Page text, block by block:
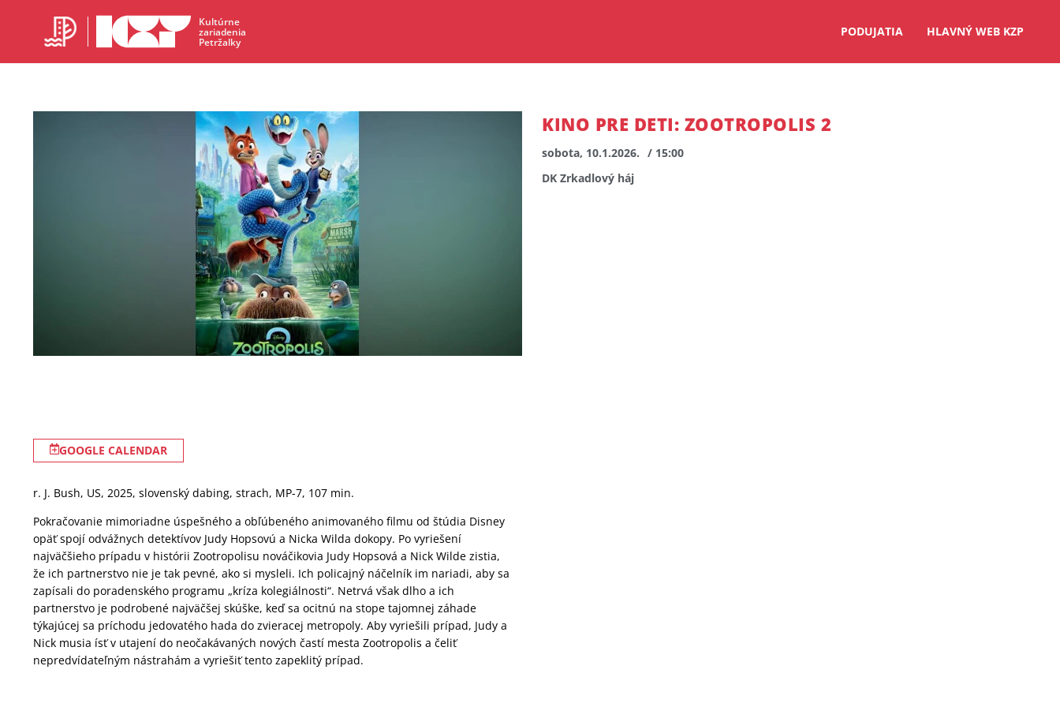
Kultúrne
zariadenia
Petržalky
PODUJATIA HLAVNÝ WEB KZP
KINO PRE DETI: ZOOTROPOLIS 2
sobota, 10.1.2026. / 15:00
DK Zrkadlový háj
GOOGLE CALENDAR
r. J. Bush, US, 2025, slovenský dabing, strach, MP-7, 107 min.
Pokračovanie mimoriadne úspešného a obľúbeného animovaného filmu od štúdia Disney
opäť spojí odvážnych detektívov Judy Hopsovú a Nicka Wilda dokopy. Po vyriešení
najväčšieho prípadu v histórii Zootropolisu nováčikovia Judy Hopsová a Nick Wilde zistia,
že ich partnerstvo nie je tak pevné, ako si mysleli. Ich policajný náčelník im nariadi, aby sa
zapísali do poradenského programu „kríza kolegiálnosti“. Netrvá však dlho a ich
partnerstvo je podrobené najväčšej skúške, keď sa ocitnú na stope tajomnej záhade
týkajúcej sa príchodu jedovatého hada do zvieracej metropoly. Aby vyriešili prípad, Judy a
Nick musia ísť v utajení do neočakávaných nových častí mesta Zootropolis a čeliť
nepredvídateľným nástrahám a vyriešiť tento zapeklitý prípad.